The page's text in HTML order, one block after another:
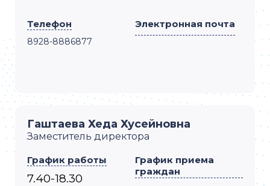
Телефон
8928-8886877
Электронная почта
Гаштаева Хеда Хусейновна
Заместитель директора
График работы
7.40-18.30
График приема
граждан